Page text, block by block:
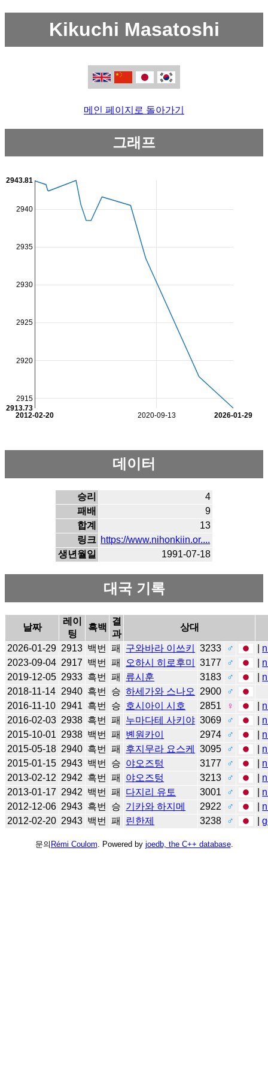
Kikuchi Masatoshi
메인 페이지로 돌아가기
그래프
2020-09-13
2012-02-20 2026-01-29
2915
2920
2925
2930
2935
2940
2913.73
2943.81
데이터
승리
4
패배
9
합계
13
링크 https://www.nihonkiin.or....
생년월일
1991-07-18
대국 기록
날짜
레이
팅
흑백
결
과
상대
2026-01-29 2913 백번 패 구와바라 이쓰키 3233 ♂
2023-09-04 2917 백번 패 오하시 히로후미 3177 ♂
2019-12-05 2933 흑번 패 류시훈 3183 ♂
2018-11-14 2940 흑번 승 하세가와 스나오 2900
♂
2016-11-10 2941 흑번 승 호시아이 시호 2851 ♀
2016-02-03 2938 흑번 패 누마다테 사키야 3069 ♂
2015-10-01 2938 백번 패 볜원카이 2974 ♂
2015-05-18 2940 흑번 패 후지무라 요스케 3095 ♂
2015-01-15 2943 백번 승 야오즈텅 3177 ♂
2013-02-12 2942 흑번 패 야오즈텅 3213 ♂
2013-01-17 2942 백번 패 다지리 유토 3001 ♂
2012-12-06 2943 흑번 승 기카와 하지메 2922 ♂
2012-02-20 2943 백번 패 린한제 3238 ♂ |
문의 Rémi Coulom . Powered by joedb, the C++ database.